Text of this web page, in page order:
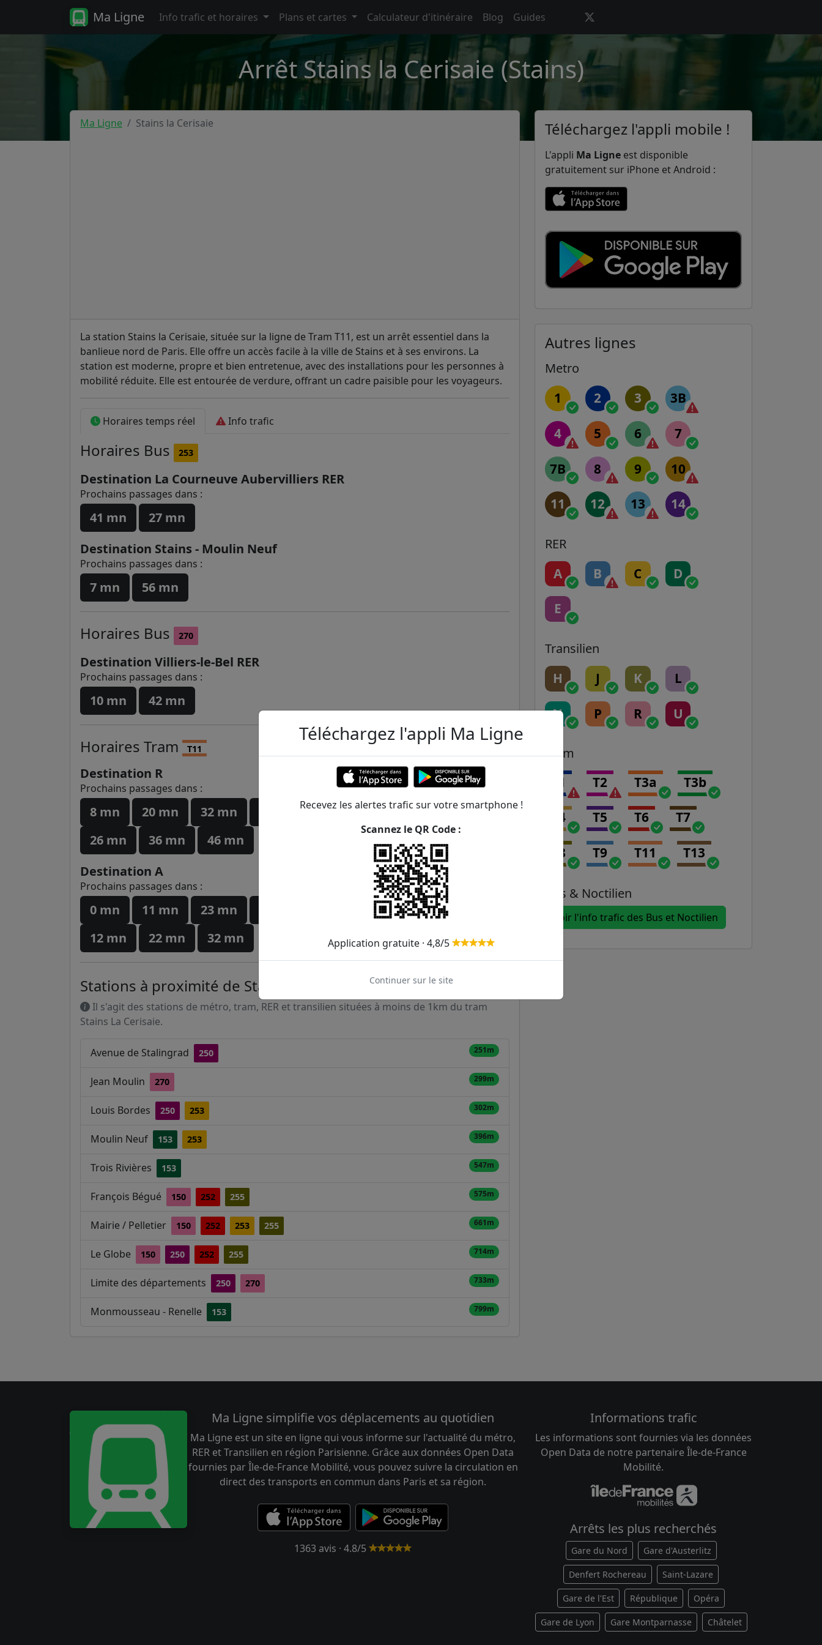
Ma Ligne Info trafic et horaires Plans et cartes Calculateur d'itinéraire Blog Guides
Arrêt Stains la Cerisaie (Stains)
Ma Ligne Stains la Cerisaie
La station Stains la Cerisaie, située sur la ligne de Tram T11, est un arrêt essentiel dans la
banlieue nord de Paris. Elle offre un accès facile à la ville de Stains et à ses environs. La
station est moderne, propre et bien entretenue, avec des installations pour les personnes à
mobilité réduite. Elle est entourée de verdure, offrant un cadre paisible pour les voyageurs.
Horaires temps réel Info trafic
Horaires Bus 253
Destination La Courneuve Aubervilliers RER
Prochains passages dans :
41 mn
27 mn
Destination Stains - Moulin Neuf
Prochains passages dans :
7 mn 56 mn
Horaires Bus 270
Destination Villiers-le-Bel RER
Prochains passages dans :
10 mn 42 mn
Horaires Tram T11
Destination R
Prochains passages dans :
8 mn 20 mn 32 mn 56 mn 8 mn
16 mn
26 mn
36 mn
46 mn
Destination A
Prochains passages dans :
0 mn 11 mn 23 mn 52 mn
1 mn
12 mn
22 mn 32 mn
Stations à proximité de Stains la Cerisaie
Il s'agit des stations de métro, tram, RER et transilien situées à moins de 1km du tram
Stains La Cerisaie.
Avenue de Stalingrad 250 251m
Jean Moulin 270 299m
Louis Bordes 250 253 302m
Moulin Neuf 153 253 396m
Trois Rivières 153 547m
François Bégué 150 252 255 575m
Mairie / Pelletier 150 252 253 255 661m
Le Globe 150 250 252 255 714m
Limite des départements 250 270 733m
Monmousseau - Renelle 153 799m
Téléchargez l'appli mobile !
L'appli Ma Ligne est disponible
gratuitement sur iPhone et Android :
Autres lignes
Metro
1 2 3 3B
4 5 6 7
7B 8 9 10
11 12 13 14
RER
A B C D
E
Transilien
H J K L
N P R U
Tram
T1 T2 T3a T3b
T4 T5 T6 T7
T8 T9 T11 T13
Bus & Noctilien
Voir l'info trafic des Bus et Noctilien
Ma Ligne simplifie vos déplacements au quotidien
Ma Ligne est un site en ligne qui vous informe sur l'actualité du métro,
RER et Transilien en région Parisienne. Grâce aux données Open Data
fournies par Île-de-France Mobilité, vous pouvez suivre la circulation en
direct des transports en commun dans Paris et sa région.
1363 avis · 4.8/5
Informations trafic
Les informations sont fournies via les données
Open Data de notre partenaire Île-de-France
Mobilité.
Arrêts les plus recherchés
Gare du Nord Gare d'Austerlitz
Denfert Rochereau Saint-Lazare
Gare de l'Est République Opéra
Gare de Lyon Gare Montparnasse Châtelet
Téléchargez l'appli Ma Ligne
Recevez les alertes trafic sur votre smartphone !
Scannez le QR Code :
Application gratuite · 4,8/5
Continuer sur le site